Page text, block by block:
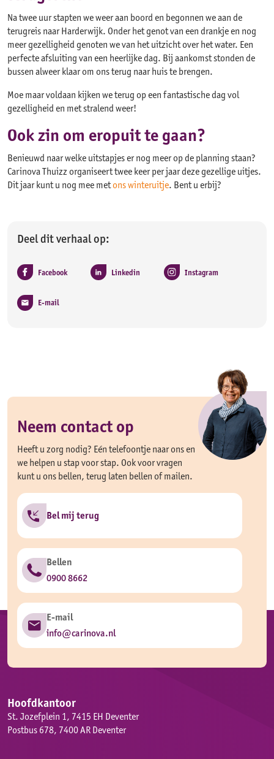
Na twee uur stapten we weer aan boord en begonnen we aan de
terugreis naar Harderwijk. Onder het genot van een drankje en nog
meer gezelligheid genoten we van het uitzicht over het water. Een
perfecte afsluiting van een heerlijke dag. Bij aankomst stonden de
bussen alweer klaar om ons terug naar huis te brengen.
Moe maar voldaan kijken we terug op een fantastische dag vol
gezelligheid en met stralend weer!
Ook zin om eropuit te gaan?
Benieuwd naar welke uitstapjes er nog meer op de planning staan?
Carinova Thuizz organiseert twee keer per jaar deze gezellige uitjes.
Dit jaar kunt u nog mee metons winteruitje. Bent u erbij?
Deel dit verhaal op:
Facebook Linkedin Instagram
E-mail
Neem contact op
Heeft u zorg nodig? Eén telefoontje naar ons en
we helpen u stap voor stap. Ook voor vragen
kunt u ons bellen, terug laten bellen of mailen.
Bel mij terug
Bellen
0900 8662
E-mail
info@carinova.nl
Hoofdkantoor
St. Jozefplein 1, 7415 EH Deventer
Postbus 678, 7400 AR Deventer